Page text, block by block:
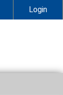
Login